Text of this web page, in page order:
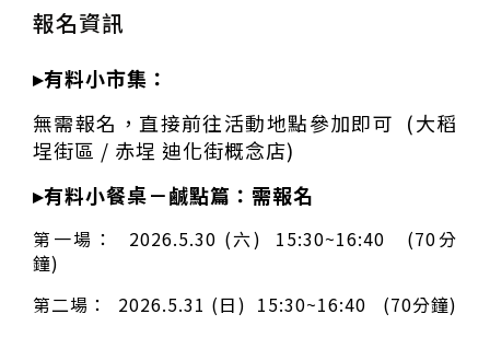
報名資訊
▸有料小市集：
無需報名，直接前往活動地點參加即可 (大稻
埕街區 / 赤埕 迪化街概念店)
▸有料小餐桌－鹹點篇：需報名
第一場： 2026.5.30 (六) 15:30~16:40 (70分
鐘)
第二場： 2026.5.31 (日) 15:30~16:40 (70分鐘)